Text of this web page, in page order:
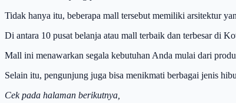
Tidak hanya itu, beberapa mall tersebut memiliki arsitektur
Di antara 10 pusat belanja atau mall terbaik dan terbesar di
Mall ini menawarkan segala kebutuhan Anda mulai dari
Selain itu, pengunjung juga bisa menikmati berbagai jenis
Cek pada halaman berikutnya,